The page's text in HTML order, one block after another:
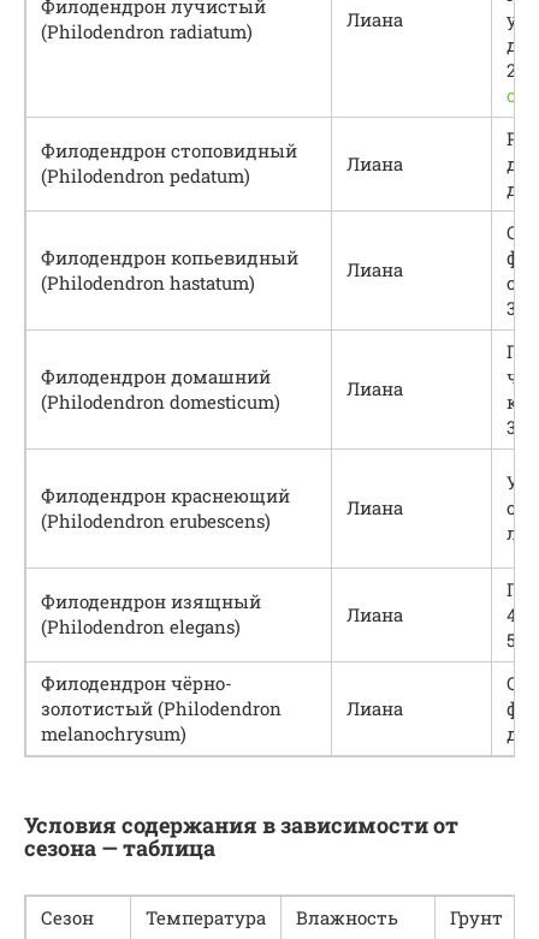
Филодендрон лучистый
(Philodendron radiatum)
Лиана
20
см
Филодендрон стоповидный
(Philodendron pedatum)
Лиана
Филодендрон копьевидный
(Philodendron hastatum)
Лиана
Филодендрон домашний
(Philodendron domesticum)
Лиана
Филодендрон краснеющий
(Philodendron erubescens)
Лиана
Филодендрон изящный
(Philodendron elegans)
Лиана
Филодендрон чёрно-
золотистый (Philodendron
melanochrysum)
Лиана
Условия содержания в зависимости от
сезона — таблица
Сезон Температура Влажность Грунт